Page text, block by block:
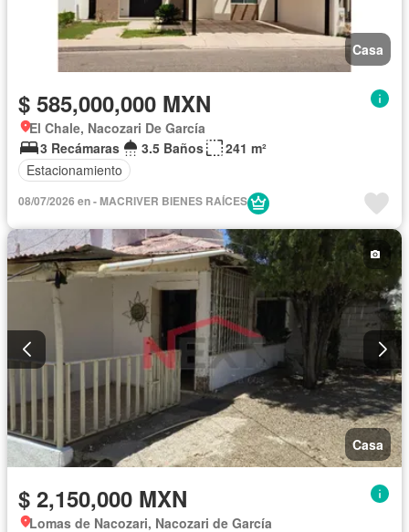
Casa
$ 585,000,000 MXN
El Chale, Nacozari De García
3 Recámaras
3.5 Baños
241 m²
Estacionamiento
08/07/2026 en - MACRIVER BIENES RAÍCES
Casa
$ 2,150,000 MXN
Lomas de Nacozari, Nacozari de García